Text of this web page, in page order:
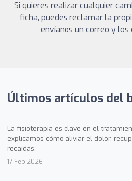
Si quieres realizar cualquier
ficha, puedes reclamar la
envíanos un correo y los
Últimos artículos del
La fisioterapia es clave en el
explicamos cómo aliviar el dolor,
recaídas.
17 Feb 2026